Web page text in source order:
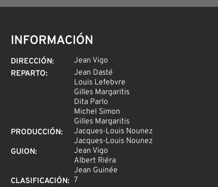
INFORMACIÓN
DIRECCIÓN:
Jean Vigo
REPARTO:
Jean Dasté
Louis Lefebvre
Gilles Margaritis
Dita Parlo
Michel Simon
Gilles Margaritis
PRODUCCIÓN:
Jacques-Louis Nounez
Jacques-Louis Nounez
GUION:
Jean Vigo
Albert Riéra
Jean Guinée
CLASIFICACIÓN: 7